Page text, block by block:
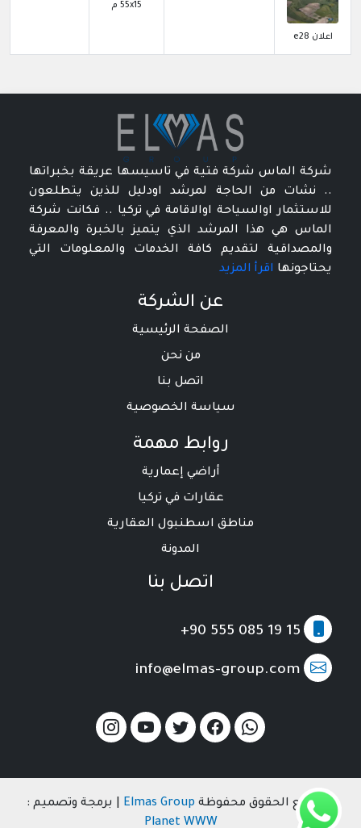
اعلان e28
55x15 م
شركة الماس شركة فتية في تاسيسها عريقة بخبراتها
.. نشات من الحاجة لمرشد اودليل للذين يتطلعون
للاستثمار اوالسياحة اوالاقامة في تركيا .. فكانت شركة
الماس هي هذا المرشد الذي يتميز بالخبرة والمعرفة
والمصداقية لتقديم كافة الخدمات والمعلومات التي
يحتاجونها اقرأ المزيد
عن الشركة
الصفحة الرئيسية
من نحن
اتصل بنا
سياسة الخصوصية
روابط مهمة
أراضي إعمارية
عقارات في تركيا
مناطق اسطنبول العقارية
المدونة
اتصل بنا
+90 555 085 19 15
info@elmas-group.com
© جميع الحقوق محفوظة Elmas Group | برمجة وتصميم :
Planet WWW